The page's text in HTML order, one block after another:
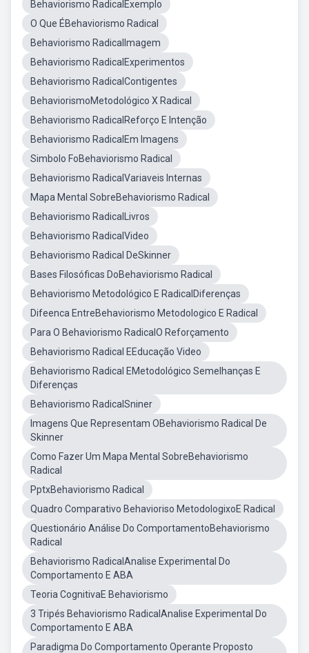
Behaviorismo RadicalExemplo
O Que ÉBehaviorismo Radical
Behaviorismo RadicalImagem
Behaviorismo RadicalExperimentos
Behaviorismo RadicalContigentes
BehaviorismoMetodológico X Radical
Behaviorismo RadicalReforço E Intenção
Behaviorismo RadicalEm Imagens
Simbolo FoBehaviorismo Radical
Behaviorismo RadicalVariaveis Internas
Mapa Mental SobreBehaviorismo Radical
Behaviorismo RadicalLivros
Behaviorismo RadicalVideo
Behaviorismo Radical DeSkinner
Bases Filosóficas DoBehaviorismo Radical
Behaviorismo Metodológico E RadicalDiferenças
Difeenca EntreBehaviorismo Metodologico E Radical
Para O Behaviorismo RadicalO Reforçamento
Behaviorismo Radical EEducação Video
Behaviorismo Radical EMetodológico Semelhanças E
Diferenças
Behaviorismo RadicalSniner
Imagens Que Representam OBehaviorismo Radical De
Skinner
Como Fazer Um Mapa Mental SobreBehaviorismo
Radical
PptxBehaviorismo Radical
Quadro Comparativo Behavioriso MetodologixoE Radical
Questionário Análise Do ComportamentoBehaviorismo
Radical
Behaviorismo RadicalAnalise Experimental Do
Comportamento E ABA
Teoria CognitivaE Behaviorismo
3 Tripés Behaviorismo RadicalAnalise Experimental Do
Comportamento E ABA
Paradigma Do Comportamento Operante Proposto